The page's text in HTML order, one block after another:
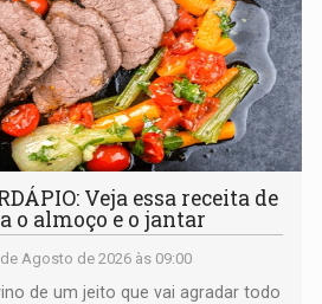
Veja essa receita de
o almoço e o jantar
Agosto de 2026 às 09:00
de um jeito que vai agradar todo